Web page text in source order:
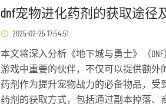
dnf宠物进化药剂的获取途径
2025-02-25 17:54:51
本文将深入分析《地下城与勇士》（
游戏中重要的伙伴，不仅可以提供额
药剂作为提升宠物战力的必备物品，
药剂的获取方式，包括通过副本掉落